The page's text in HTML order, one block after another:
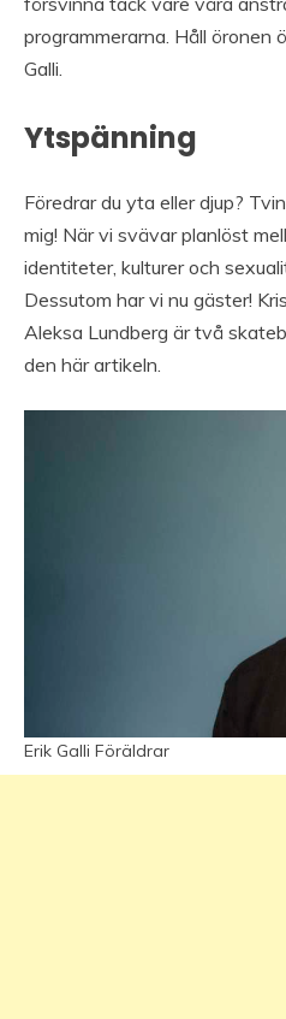
programmerarna. Håll öronen
Galli.
Ytspänning
Föredrar du yta eller djup?
mig! När vi svävar planlöst
identiteter, kulturer och
Dessutom har vi nu gäster!
Aleksa Lundberg är två
den här artikeln.
Erik Galli Föräldrar